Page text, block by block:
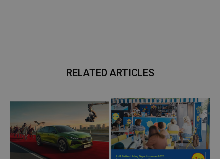
RELATED ARTICLES